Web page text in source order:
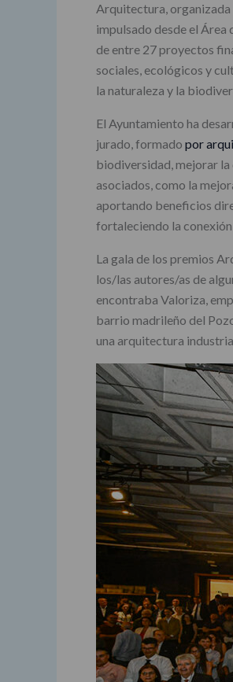
Arquitectura, organizada
impulsado desde el
de entre 27 proyectos
sociales, ecológicos y
la naturaleza y la
El Ayuntamiento ha
jurado, formado por
biodiversidad, mejorar la
asociados, como la
aportando beneficios
fortaleciendo la
La gala de los premios
los/las autores/as de
encontraba Valoriza,
barrio madrileño del
una arquitectura